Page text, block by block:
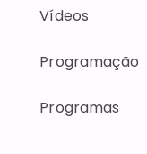
Vídeos
Programação
Programas